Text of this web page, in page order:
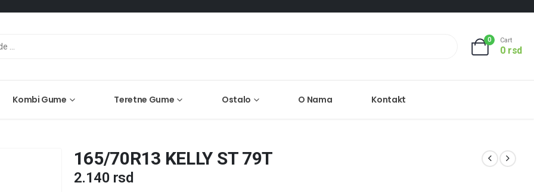
0 Cart
0 rsd
Kombi Gume Teretne Gume Ostalo O Nama Kontakt
165/70R13 KELLY ST 79T
2.140 rsd